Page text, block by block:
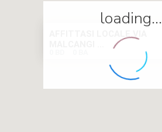
AFFITTASI LOCALE VIA
loading...